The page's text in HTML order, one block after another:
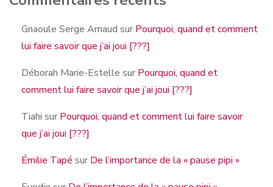
Gnaoule Serge Arnaud sur Pourquoi, quand et comment
lui faire savoir que j’ai joui [???]
Déborah Marie-Estelle sur Pourquoi, quand et
comment lui faire savoir que j’ai joui [???]
Tiahi sur Pourquoi, quand et comment lui faire savoir
que j’ai joui [???]
Émilie Tapé sur De l’importance de la « pause pipi »